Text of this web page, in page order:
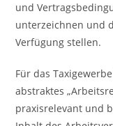
und
unterzeichnen und
Verfügung stellen.
Für das
abstraktes
praxisrelevant und